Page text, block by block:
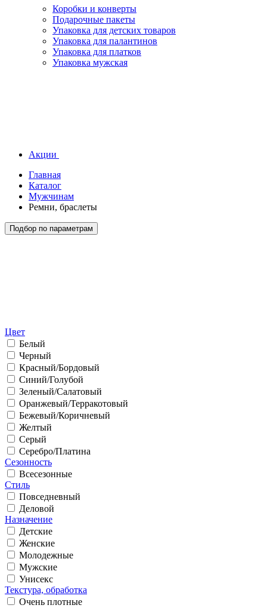
Коробки и конверты
Подарочные пакеты
Упаковка для детских товаров
Упаковка для палантинов
Упаковка для платков
Упаковка мужская
Акции
Главная
Каталог
Мужчинам
Ремни, браслеты
Цвет
Белый
Черный
Красный/Бордовый
Синий/Голубой
Зеленый/Салатовый
Оранжевый/Терракотовый
Бежевый/Коричневый
Желтый
Серый
Серебро/Платина
Сезонность
Всесезонные
Стиль
Повседневный
Деловой
Назначение
Детские
Женские
Молодежные
Мужские
Унисекс
Текстура, обработка
Очень плотные